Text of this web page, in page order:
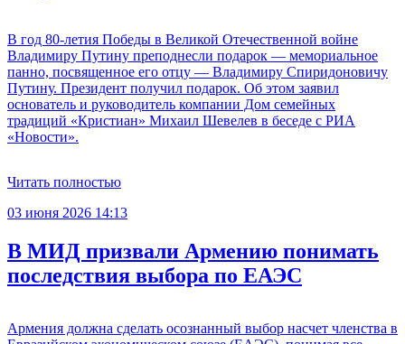
В год 80-летия Победы в Великой Отечественной войне
Владимиру Путину преподнесли подарок — мемориальное
панно, посвященное его отцу — Владимиру Спиридоновичу
Путину. Президент получил подарок. Об этом заявил
основатель и руководитель компании Дом семейных
традиций «Кристиан» Михаил Шевелев в беседе с РИА
«Новости».
Читать полностью
03 июня 2026 14:13
В МИД призвали Армению понимать
последствия выбора по ЕАЭС
Армения должна сделать осознанный выбор насчет членства в